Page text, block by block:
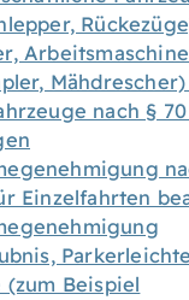
nach §
Einzelfahrten
(zum Beispiel